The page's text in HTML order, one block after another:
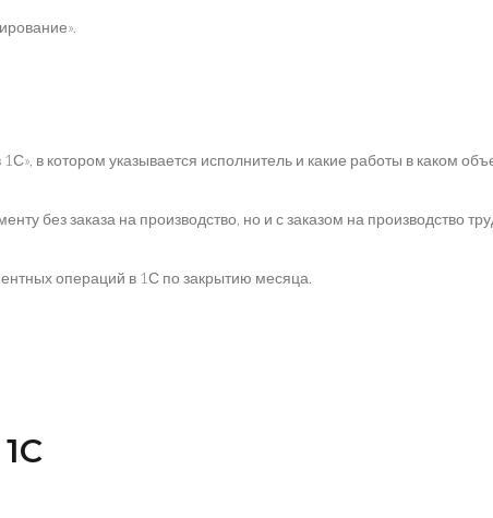
в котором указывается исполнитель и какие работы в каком
без заказа на производство, но и с заказом на производство
операций в 1С по закрытию месяца.